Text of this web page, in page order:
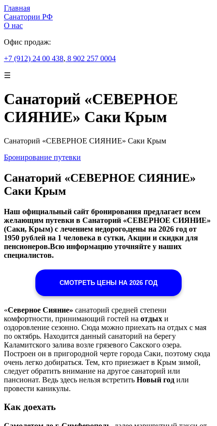
Главная
Санатории РФ
О нас
Офис продаж:
+7 (912) 24 00 438, 8 902 257 0004
☰
Санаторий «СЕВЕРНОЕ
СИЯНИЕ» Саки Крым
Санаторий «СЕВЕРНОЕ СИЯНИЕ» Саки Крым
Бронирование путевки
Санаторий «СЕВЕРНОЕ СИЯНИЕ»
Саки Крым
Наш официальный сайт бронирования предлагает всем
желающим путевки в Санаторий «СЕВЕРНОЕ СИЯНИЕ»
(Саки, Крым) с лечением недорого,цены на 2026 год от
1950 рублей на 1 человека в сутки, Акции и скидки для
пенсионеров.Всю информацию уточняйте у наших
специалистов.
СМОТРЕТЬ ЦЕНЫ НА 2026 ГОД
«Северное Сияние» санаторий средней степени
комфортности, принимающий гостей на отдых и
оздоровление сезонно. Сюда можно приехать на отдых с мая
по октябрь. Находится данный санаторий на берегу
Каламитского залива возле грязевого Сакского озера.
Построен он в пригородной черте города Саки, поэтому сюда
очень легко добираться. Тем, кто приезжает в Крым зимой,
следует обратить внимание на другое санаторий или
пансионат. Ведь здесь нельзя встретить Новый год или
провести каникулы.
Как доехать